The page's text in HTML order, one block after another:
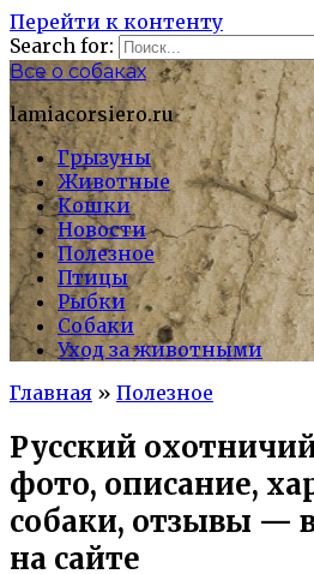
Перейти к контенту
Search for:
Все о собаках
lamiacorsiero.ru
Грызуны
Животные
Кошки
Новости
Полезное
Птицы
Рыбки
Собаки
Уход за животными
Главная » Полезное
Русский
фото, описание,
собаки, отзывы —
на сайте